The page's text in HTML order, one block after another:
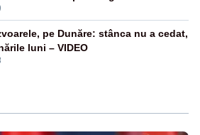
pe Dunăre: stânca nu a cedat,
luni – VIDEO